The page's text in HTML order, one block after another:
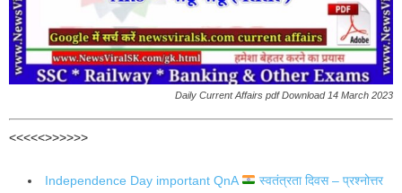
Daily Current Affairs pdf Download 14 March 2023
<<<<<>>>>>>
Independence Day important QnA
स्वतंत्रता दिवस – प्रश्नोत्तर